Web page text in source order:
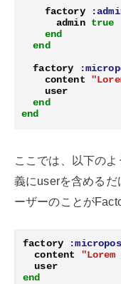
factory
admin true
end
end
factory
content
user
end
end
ここでは、以下の
義にuserを含める
ーザーのことが
factory
content
"Lorem
user
end